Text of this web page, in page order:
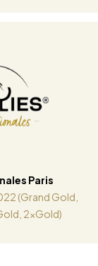
Paris
(Grand Gold,
2xGold)